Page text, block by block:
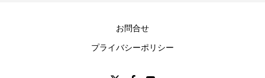
お問合せ
プライバシーポリシー